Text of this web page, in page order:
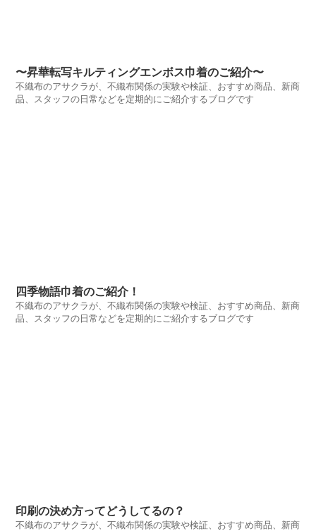
〜昇華転写キルティングエンボス巾着のご紹介〜
不織布のアサクラが、不織布関係の実験や検証、おすすめ商品、新商
品、スタッフの日常などを定期的にご紹介するブログです
四季物語巾着のご紹介！
不織布のアサクラが、不織布関係の実験や検証、おすすめ商品、新商
品、スタッフの日常などを定期的にご紹介するブログです
印刷の決め方ってどうしてるの？
不織布のアサクラが、不織布関係の実験や検証、おすすめ商品、新商